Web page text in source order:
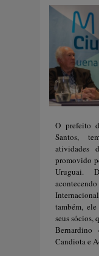
O prefeito
Santos,
atividades
promovido
Uruguai.
também,
seus sócios,
Bernardino
Candiotae